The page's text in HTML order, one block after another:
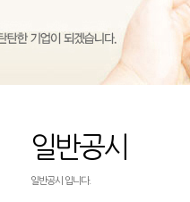
일반공시
일반공시 입니다.